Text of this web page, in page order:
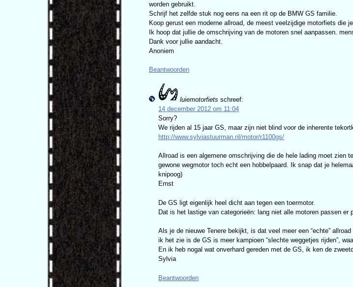
worden gebruikt.
Schrijf het zelfde stuk nog eens na een rit op de BMW GS familie.
Koop gerust een moderne allroad, de meest veelzijdige motorfiets die
Ik hoop dat jullie de omschrijving van de motoren snel aanpassen.
Dank voor jullie aandacht.
Anoniem
Beantwoorden
luiemotorfiets schreef:
14 december 2012 om 11:04
Sorry?
We rijden al 15 jaar GS, maar zijn niet blind voor de inherente
http://www.sylviastuurman.nl/motor/r1100gs/
Allroad is een algemene omschrijving die de hele lading moet zien
gewone wegmotor toch echt een hobbelpaard. Ik snap dat je
knipoog)
Ernst
De GS ligt eigenlijk heel dicht aan tegen een toermotor.
Dat is het lastige van categorieën: lang niet alle motoren passen er
Als je de nieuwe Tenere bekijkt, is dat veel meer een “echte”
ik het zie is de GS is meer kampioen “slechte weggetjes rijden”,
En ik heb nogal wat onverhard gereden met de GS, ik ken de
Sylvia
Beantwoorden